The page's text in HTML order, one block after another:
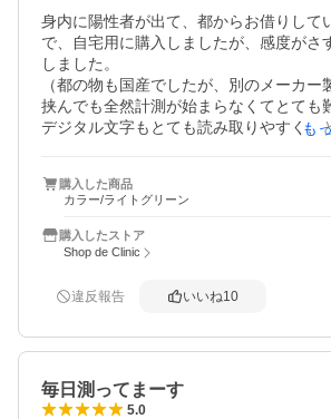
身内に陽性者が出て、都からお借りして
で、自宅用に購入しましたが、感度がさ
しました。
（都の物も国産でしたが、別のメーカー
挟んでも全然計測が始まらなくてとても
デジタル文字もとても読み取りやすく、
ネットには値段の安い物がほかにもあり
これにして正解でした。ダイキンさんは
名ですが、やはり独自の技術が確立して
た。
も
購入した商品
カラー/ライトグリーン
購入したストア
Shop de Clinic
違反報告 いいね10
毎日測ってまーす
5.0